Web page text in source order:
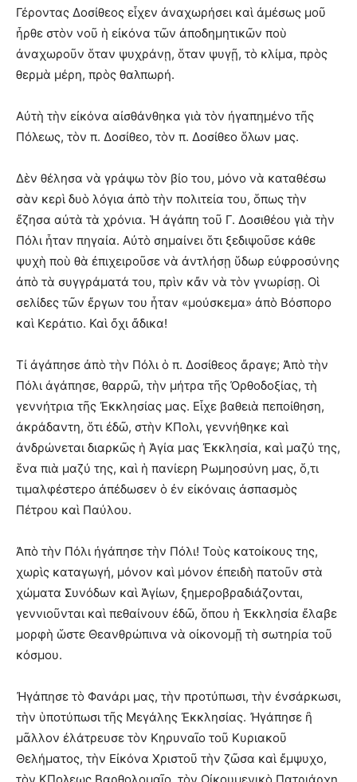
Γέροντας Δοσίθεος εἶχεν ἀναχωρήσει καὶ ἀμέσως μοῦ
ἦρθε στὸν νοῦ ἡ εἰκόνα τῶν ἀποδημητικῶν ποὺ
ἀναχωροῦν ὅταν ψυχράνῃ, ὅταν ψυγῇ, τὸ κλίμα, πρὸς
θερμὰ μέρη, πρὸς θαλπωρή.
Αὐτὴ τὴν εἰκόνα αἰσθάνθηκα γιὰ τὸν ἠγαπημένο τῆς
Πόλεως, τὸν π. Δοσίθεο, τὸν π. Δοσίθεο ὅλων μας.
Δὲν θέλησα νὰ γράψω τὸν βίο του, μόνο νὰ καταθέσω
σὰν κερὶ δυὸ λόγια ἀπὸ τὴν πολιτεία του, ὅπως τὴν
ἔζησα αὐτὰ τὰ χρόνια. Ἡ ἀγάπη τοῦ Γ. Δοσιθέου γιὰ τὴν
Πόλι ἦταν πηγαία. Αὐτὸ σημαίνει ὅτι ξεδιψοῦσε κάθε
ψυχὴ ποὺ θὰ ἐπιχειροῦσε νὰ ἀντλήσῃ ὕδωρ εὐφροσύνης
ἀπὸ τὰ συγγράματά του, πρὶν κἄν νὰ τὸν γνωρίσῃ. Οἱ
σελίδες τῶν ἔργων του ἦταν «μούσκεμα» ἀπὸ Βόσπορο
καὶ Κεράτιο. Καὶ ὄχι ἄδικα!
Τί ἀγάπησε ἀπὸ τὴν Πόλι ὁ π. Δοσίθεος ἄραγε; Ἀπὸ τὴν
Πόλι ἀγάπησε, θαρρῶ, τὴν μήτρα τῆς Ὀρθοδοξίας, τὴ
γεννήτρια τῆς Ἐκκλησίας μας. Εἶχε βαθειὰ πεποίθηση,
ἀκράδαντη, ὅτι ἐδῶ, στὴν ΚΠολι, γεννήθηκε καὶ
ἀνδρώνεται διαρκῶς ἡ Ἁγία μας Ἐκκλησία, καὶ μαζύ της,
ἕνα πιὰ μαζύ της, καὶ ἡ πανίερη Ρωμηοσύνη μας, ὅ,τι
τιμαλφέστερο ἀπέδωσεν ὁ ἐν εἰκόναις ἀσπασμὸς
Πέτρου καὶ Παύλου.
Ἀπὸ τὴν Πόλι ἠγάπησε τὴν Πόλι! Τοὺς κατοίκους της,
χωρὶς καταγωγή, μόνον καὶ μόνον ἐπειδὴ πατοῦν στὰ
χώματα Συνόδων καὶ Ἁγίων, ξημεροβραδιάζονται,
γεννιοῦνται καὶ πεθαίνουν ἐδῶ, ὅπου ἡ Ἐκκλησία ἔλαβε
μορφὴ ὥστε Θεανθρώπινα νὰ οἰκονομῇ τὴ σωτηρία τοῦ
κόσμου.
Ἠγάπησε τὸ Φανάρι μας, τὴν προτύπωσι, τὴν ἐνσάρκωσι,
τὴν ὑποτύπωσι τῆς Μεγάλης Ἐκκλησίας. Ἠγάπησε ἢ
μᾶλλον ἐλάτρευσε τὸν Κηρυναῖο τοῦ Κυριακοῦ
Θελήματος, τὴν Εἰκόνα Χριστοῦ τὴν ζῶσα καὶ ἔμψυχο,